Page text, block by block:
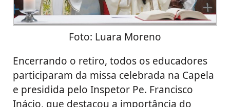
Foto: Luara Moreno
Encerrando o retiro, todos os educadores
participaram da missa celebrada na Capela
e presidida pelo Inspetor Pe. Francisco
Inácio, que destacou a importância do